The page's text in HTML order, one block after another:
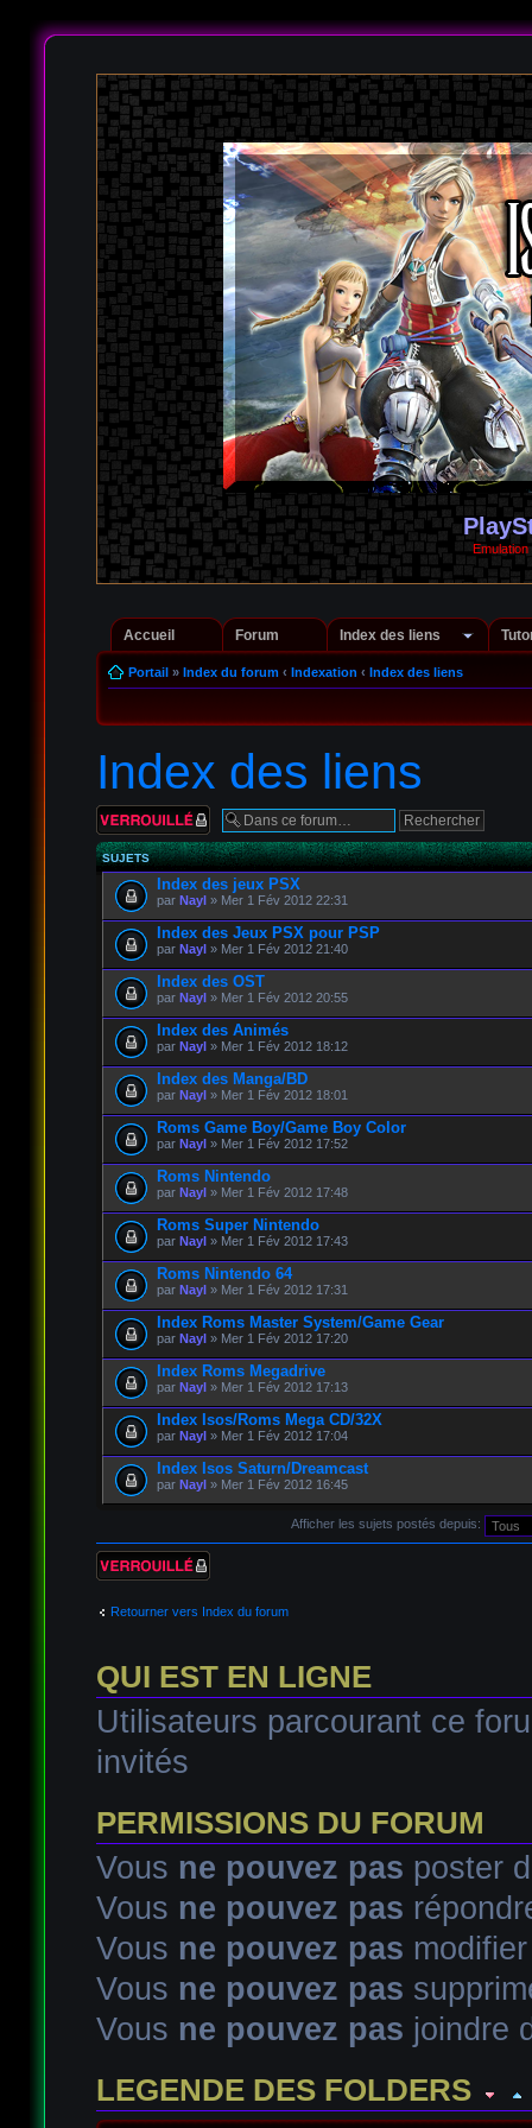
Accueil Forum Index des liens
Portail» Index du forum ‹ Indexation ‹ Index des liens
Index des liens
Forum verrouillé
SUJETS
Index des jeux PSX
par Nayl» Mer 1 Fév 2012 22:31
Index des Jeux PSX pour PSP
par Nayl» Mer 1 Fév 2012 21:40
Index des OST
par Nayl» Mer 1 Fév 2012 20:55
Index des Animés
par Nayl» Mer 1 Fév 2012 18:12
Index des Manga/BD
par Nayl» Mer 1 Fév 2012 18:01
Roms Game Boy/Game Boy Color
par Nayl» Mer 1 Fév 2012 17:52
Roms Nintendo
par Nayl» Mer 1 Fév 2012 17:48
Roms Super Nintendo
par Nayl» Mer 1 Fév 2012 17:43
Roms Nintendo 64
par Nayl» Mer 1 Fév 2012 17:31
Index Roms Master System/Game Gear
par Nayl» Mer 1 Fév 2012 17:20
Index Roms Megadrive
par Nayl» Mer 1 Fév 2012 17:13
Index Isos/Roms Mega CD/32X
par Nayl» Mer 1 Fév 2012 17:04
Index Isos Saturn/Dreamcast
par Nayl» Mer 1 Fév 2012 16:45
Afficher les sujets postés depuis:
Forum verrouillé
Retourner vers Index du forum
QUI EST EN LIGNE
Utilisateurs parcourant ce
invités
PERMISSIONS DU FORUM
Vous ne pouvez pas poster
Vous ne pouvez pas
Vous ne pouvez pas
Vous ne pouvez pas
Vous ne pouvez pas joindre
LEGENDE DES FOLDERS